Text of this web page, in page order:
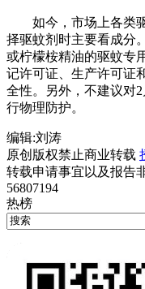
如今，市场上各类
择驱蚊剂时主要看成分
或柠檬桉精油的驱蚊专
记许可证、生产许可证
全性。另外，不建议对
行物理防护。
编辑:刘涛
原创版权禁止商业转载
转载申请事宜以及报告
56807194
热榜